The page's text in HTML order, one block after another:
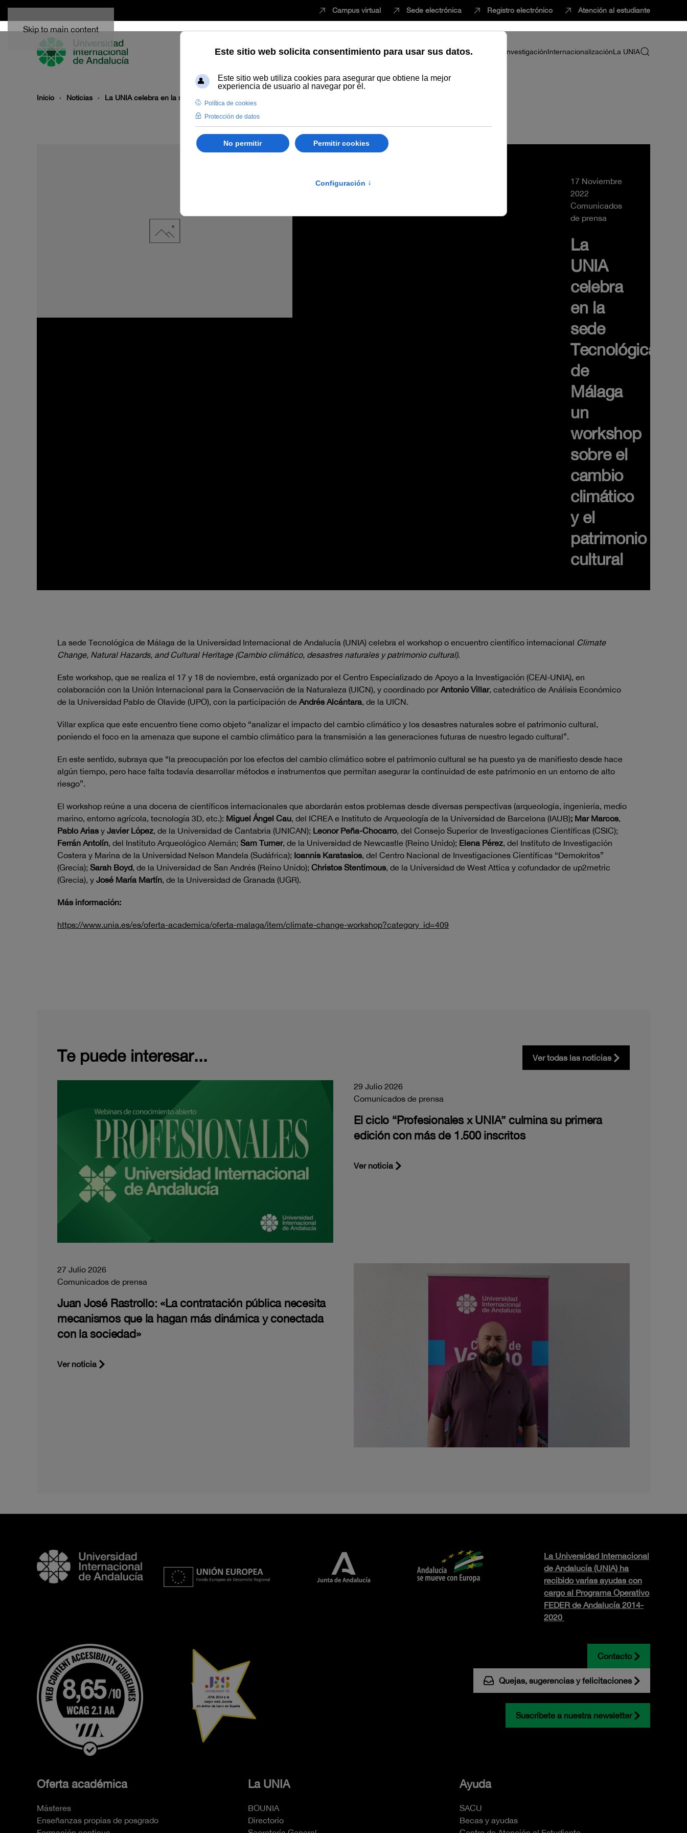
Skip to main content
Campus virtual Sede electrónica Registro electrónico Atención al estudiante
EstudiarInnovaciónVida universitariaProfesorado InvestigaciónInternacionalizaciónLa UNIA
Inicio Noticias La UNIA celebra en la sede Tecnológica de Málaga un workshop sobre el cambio climático y el patrimonio cultural
17 Noviembre
2022
Comunicados
de prensa
La
UNIA
celebra
en la
sede
Tecnológica
de
Málaga
un
workshop
sobre el
cambio
climático
y el
patrimonio
cultural
La sede Tecnológica de Málaga de la Universidad Internacional de Andalucía (UNIA) celebra el workshop o encuentro científico internacional Climate
Change, Natural Hazards, and Cultural Heritage (Cambio climático, desastres naturales y patrimonio cultural).
Este workshop, que se realiza el 17 y 18 de noviembre, está organizado por el Centro Especializado de Apoyo a la Investigación (CEAI-UNIA), en
colaboración con la Unión Internacional para la Conservación de la Naturaleza (UICN), y coordinado porAntonio Villar, catedrático de Análisis Económico
de la Universidad Pablo de Olavide (UPO), con la participación de Andrés Alcántara, de la UICN.
Villar explica que este encuentro tiene como objeto “analizar el impacto del cambio climático y los desastres naturales sobre el patrimonio cultural,
poniendo el foco en la amenaza que supone el cambio climático para la transmisión a las generaciones futuras de nuestro legado cultural”.
En este sentido, subraya que “la preocupación por los efectos del cambio climático sobre el patrimonio cultural se ha puesto ya de manifiesto desde hace
algún tiempo, pero hace falta todavía desarrollar métodos e instrumentos que permitan asegurar la continuidad de este patrimonio en un entorno de alto
riesgo”.
El workshop reúne a una docena de científicos internacionales que abordarán estos problemas desde diversas perspectivas (arqueología, ingeniería, medio
marino, entorno agrícola, tecnología 3D, etc.): Miguel Ángel Cau, del ICREA e Instituto de Arqueología de la Universidad de Barcelona (IAUB); Mar Marcos,
Pablo Arias y Javier López, de la Universidad de Cantabria (UNICAN); Leonor Peña-Chocarro, del Consejo Superior de Investigaciones Científicas (CSIC);
Ferrán Antolín, del Instituto Arqueológico Alemán; Sam Turner, de la Universidad de Newcastle (Reino Unido); Elena Pérez, del Instituto de Investigación
Costera y Marina de la Universidad Nelson Mandela (Sudáfrica); Ioannis Karatasios, del Centro Nacional de Investigaciones Científicas “Demokritos”
(Grecia); Sarah Boyd, de la Universidad de San Andrés (Reino Unido); Christos Stentimous, de la Universidad de West Attica y cofundador de up2metric
(Grecia), y José María Martín, de la Universidad de Granada (UGR).
Más información:
https://www.unia.es/es/oferta-academica/oferta-malaga/item/climate-change-workshop?category_id=409
Te puede interesar... Ver todas las noticias
29 Julio 2026
Comunicados de prensa
El ciclo “Profesionales x UNIA” culmina su primera
edición con más de 1.500 inscritos
Ver noticia
27 Julio 2026
Comunicados de prensa
Juan José Rastrollo: «La contratación pública necesita
mecanismos que la hagan más dinámica y conectada
con la sociedad»
Ver noticia
La Universidad Internacional
de Andalucía (UNIA) ha
recibido varias ayudas con
cargo al Programa Operativo
FEDER de Andalucía 2014-
2020
Contacto
Quejas, sugerencias y felicitaciones
Suscríbete a nuestra newsletter
Oferta académica
Másteres
Enseñanzas propias de posgrado
La UNIA
BOUNIA
Directorio
Ayuda
SACU
Becas y ayudas